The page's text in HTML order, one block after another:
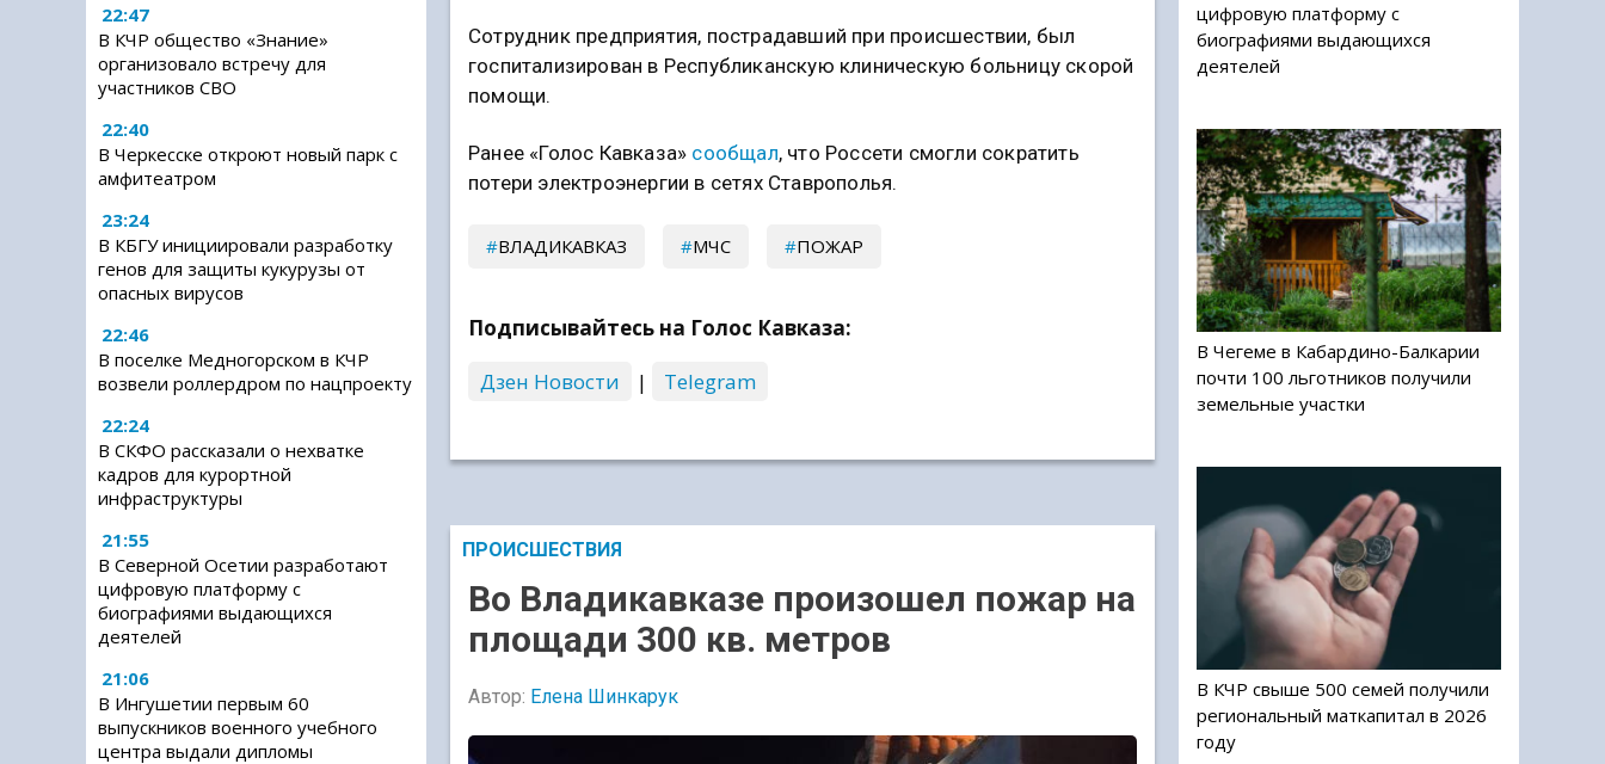
22:47
В КЧР общество «Знание»
организовало встречу для
участников СВО
22:40
В Черкесске откроют новый парк с
амфитеатром
23:24
В КБГУ инициировали разработку
генов для защиты кукурузы от
опасных вирусов
22:46
В поселке Медногорском в КЧР
возвели роллердром по нацпроекту
22:24
В СКФО рассказали о нехватке
кадров для курортной
инфраструктуры
21:55
В Северной Осетии разработают
цифровую платформу с
биографиями выдающихся
деятелей
21:06
В Ингушетии первым 60
выпускников военного учебного
центра выдали дипломы
Сотрудник предприятия, пострадавший при происшествии, был
госпитализирован в Республиканскую клиническую больницу скорой
помощи.
Ранее «Голос Кавказа» сообщал, что Россети смогли сократить
потери электроэнергии в сетях Ставрополья.
ВЛАДИКАВКАЗ МЧС ПОЖАР
Подписывайтесь на Голос Кавказа:
Дзен Новости
| Telegram
ПРОИСШЕСТВИЯ
Во Владикавказе произошел пожар на
площади 300 кв. метров
Автор: Елена Шинкарук
цифровую платформу с
биографиями выдающихся
деятелей
В Чегеме в Кабардино-Балкарии
почти 100 льготников получили
земельные участки
В КЧР свыше 500 семей получили
региональный маткапитал в 2026
году